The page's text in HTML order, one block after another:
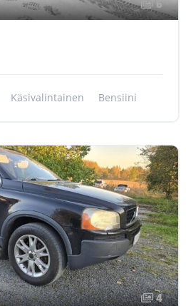
6
Käsivalintainen Bensiini
4